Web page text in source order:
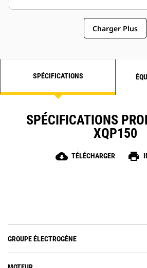
Charger Plus
SPÉCIFICATIONS
SPÉCIFICATIONS
XQP150
cloud_download TÉLÉCHARGER print
GROUPE ÉLECTROGÈNE